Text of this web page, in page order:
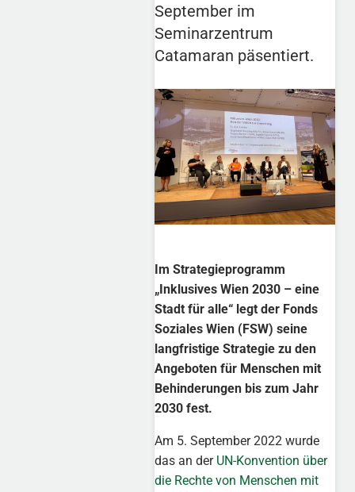
September im
Seminarzentrum
Catamaran päsentiert.
Im Strategieprogramm
„Inklusives Wien 2030 – eine
Stadt für alle“ legt der Fonds
Soziales Wien (FSW) seine
langfristige Strategie zu den
Angeboten für Menschen mit
Behinderungen bis zum Jahr
2030 fest.
Am 5. September 2022 wurde
das an der UN-Konvention über
die Rechte von Menschen mit